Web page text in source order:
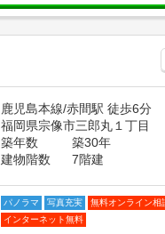
鹿児島本線/赤間駅 徒歩6分
福岡県宗像市三郎丸１丁目
築年数
築30年
建物階数
7階建
パノラマ 写真充実
無料オンライン相
インターネット無料